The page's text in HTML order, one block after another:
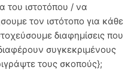
του ιστοτόπου / να
τον ιστότοπο για κάθε
διαφημίσεις που
συγκεκριμένους
τους σκοπούς};